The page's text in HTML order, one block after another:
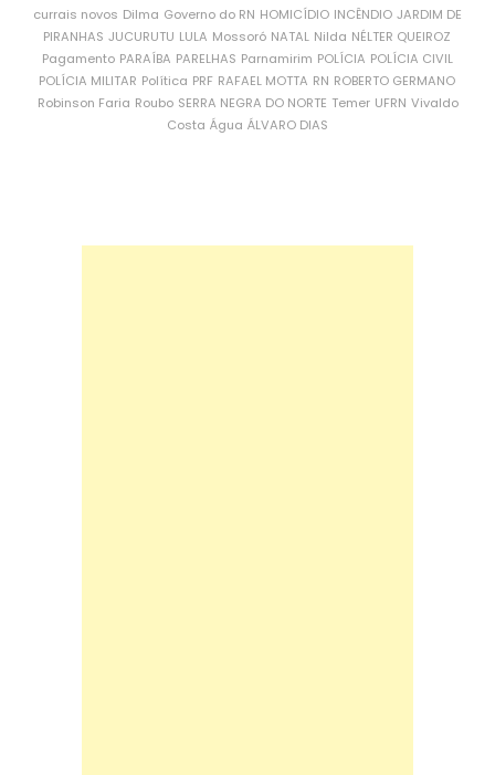
currais novos Dilma Governo do RN HOMICÍDIO INCÊNDIO JARDIM DE
PIRANHAS JUCURUTU LULA Mossoró NATAL Nilda NÉLTER QUEIROZ
Pagamento PARAÍBA PARELHAS Parnamirim POLÍCIA POLÍCIA CIVIL
POLÍCIA MILITAR Política PRF RAFAEL MOTTA RN ROBERTO GERMANO
Robinson Faria Roubo SERRA NEGRA DO NORTE Temer UFRN Vivaldo
Costa Água ÁLVARO DIAS